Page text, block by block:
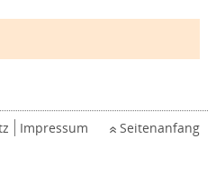
Impressum Seitenanfang